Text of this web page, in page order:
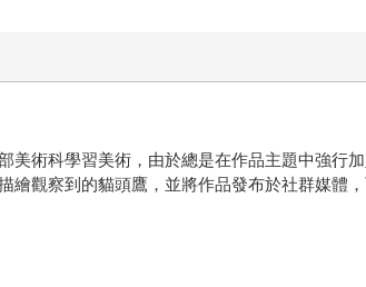
術科學習美術，由於總是在作品主題中強行
觀察到的貓頭鷹，並將作品發布於社群媒體